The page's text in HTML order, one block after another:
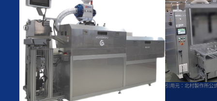
引用元：北村製作所